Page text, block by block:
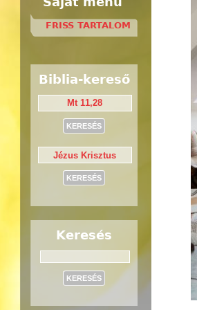
FRISS TARTALOM
Biblia-kereső
Keresés